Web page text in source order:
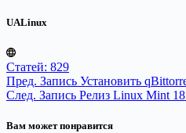
UALinux
Статей: 829
Пред. Запись Установить
След. Запись Релиз Linux Mint
Вам может понравится